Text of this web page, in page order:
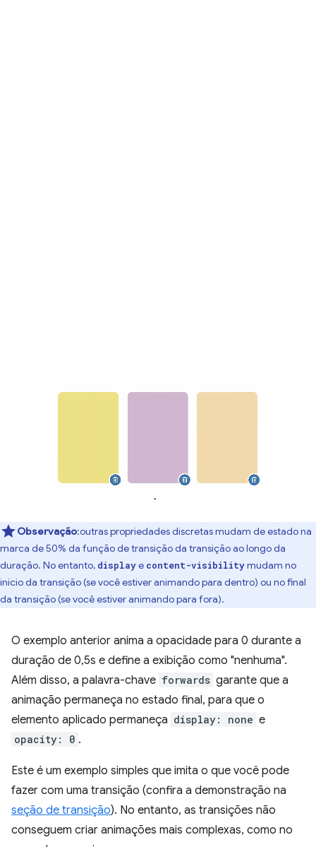
Observação:outras propriedades discretas mudam de estado na
marca de 50% da função de transição da transição ao longo da
duração. No entanto, displaye content-visibilitymudam no
início da transição (se você estiver animando para dentro) ou no final
da transição (se você estiver animando para fora).
O exemplo anterior anima a opacidade para 0 durante a
duração de 0,5s e define a exibição como "nenhuma".
Além disso, a palavra-chave forwards garante que a
animação permaneça no estado final, para que o
elemento aplicado permaneça display: none e
opacity: 0 .
Este é um exemplo simples que imita o que você pode
fazer com uma transição (confira a demonstração na
seção de transição). No entanto, as transições não
conseguem criar animações mais complexas, como no